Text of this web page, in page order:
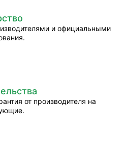
и официальными
от производителя на